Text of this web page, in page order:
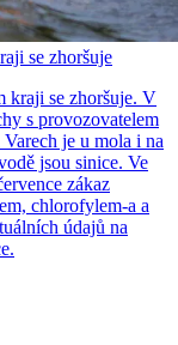
se zhoršuje
kraji se zhoršuje. V
s provozovatelem
je u mola i na
jsou sinice. Ve
zákaz
chlorofylem-a a
údajů na